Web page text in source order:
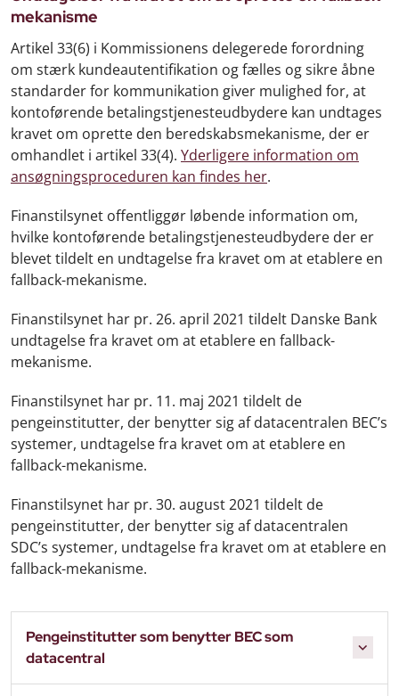
mekanisme
Artikel 33(6) i Kommissionens delegerede forordning
om stærk kundeautentifikation og fælles og sikre åbne
standarder for kommunikation giver mulighed for, at
kontoførende betalingstjenesteudbydere kan undtages
kravet om oprette den beredskabsmekanisme, der er
omhandlet i artikel 33(4). Yderligere information om
ansøgningsproceduren kan findes her.
Finanstilsynet offentliggør løbende information om,
hvilke kontoførende betalingstjenesteudbydere der er
blevet tildelt en undtagelse fra kravet om at etablere en
fallback-mekanisme.
Finanstilsynet har pr. 26. april 2021 tildelt Danske Bank
undtagelse fra kravet om at etablere en fallback-
mekanisme.
Finanstilsynet har pr. 11. maj 2021 tildelt de
pengeinstitutter, der benytter sig af datacentralen BEC’s
systemer, undtagelse fra kravet om at etablere en
fallback-mekanisme.
Finanstilsynet har pr. 30. august 2021 tildelt de
pengeinstitutter, der benytter sig af datacentralen
SDC’s systemer, undtagelse fra kravet om at etablere en
fallback-mekanisme.
Pengeinstitutter som benytter BEC som
datacentral